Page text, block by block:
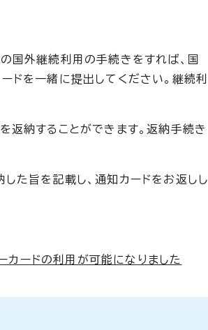
国外継続利用の手続きをすれば、国
ドを一緒に提出してください。継続利
返納することができます。返納手続き
た旨を記載し、通知カードをお返しし
カードの利用が可能になりました